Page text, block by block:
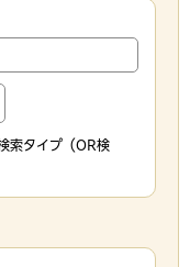
索タイプ（OR検